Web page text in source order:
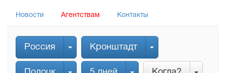
Новости Агентствам Контакты
Россия Кронштадт